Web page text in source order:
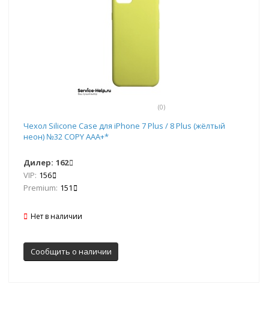
(0)
Чехол Silicone Case для iPhone 7 Plus / 8 Plus (жёлтый
неон) №32 COPY AAA+*
Дилер: 162
VIP: 156
Premium: 151
Нет в наличии
Сообщить о наличии